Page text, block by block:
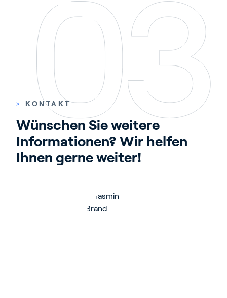
> KONTAKT
Wünschen Sie weitere
Informationen? Wir helfen
Ihnen gerne weiter!